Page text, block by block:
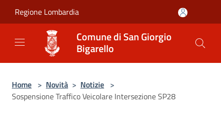
Regione Lombardia
Comune di San Giorgio
Bigarello
Home > Novità > Notizie >
Sospensione Traffico Veicolare Intersezione SP28